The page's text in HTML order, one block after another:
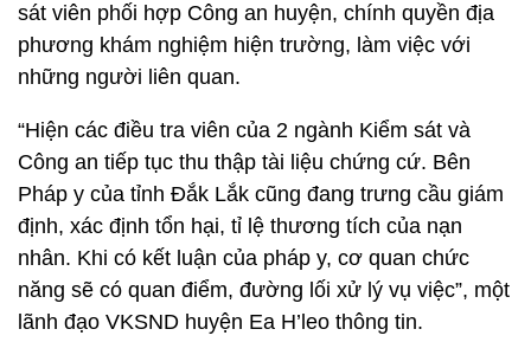
sát viên phối hợp Công an huyện, chính quyền địa
phương khám nghiệm hiện trường, làm việc với
những người liên quan.
“Hiện các điều tra viên của 2 ngành Kiểm sát và
Công an tiếp tục thu thập tài liệu chứng cứ. Bên
Pháp y của tỉnh Đắk Lắk cũng đang trưng cầu giám
định, xác định tổn hại, tỉ lệ thương tích của nạn
nhân. Khi có kết luận của pháp y, cơ quan chức
năng sẽ có quan điểm, đường lối xử lý vụ việc”, một
lãnh đạo VKSND huyện Ea H’leo thông tin.